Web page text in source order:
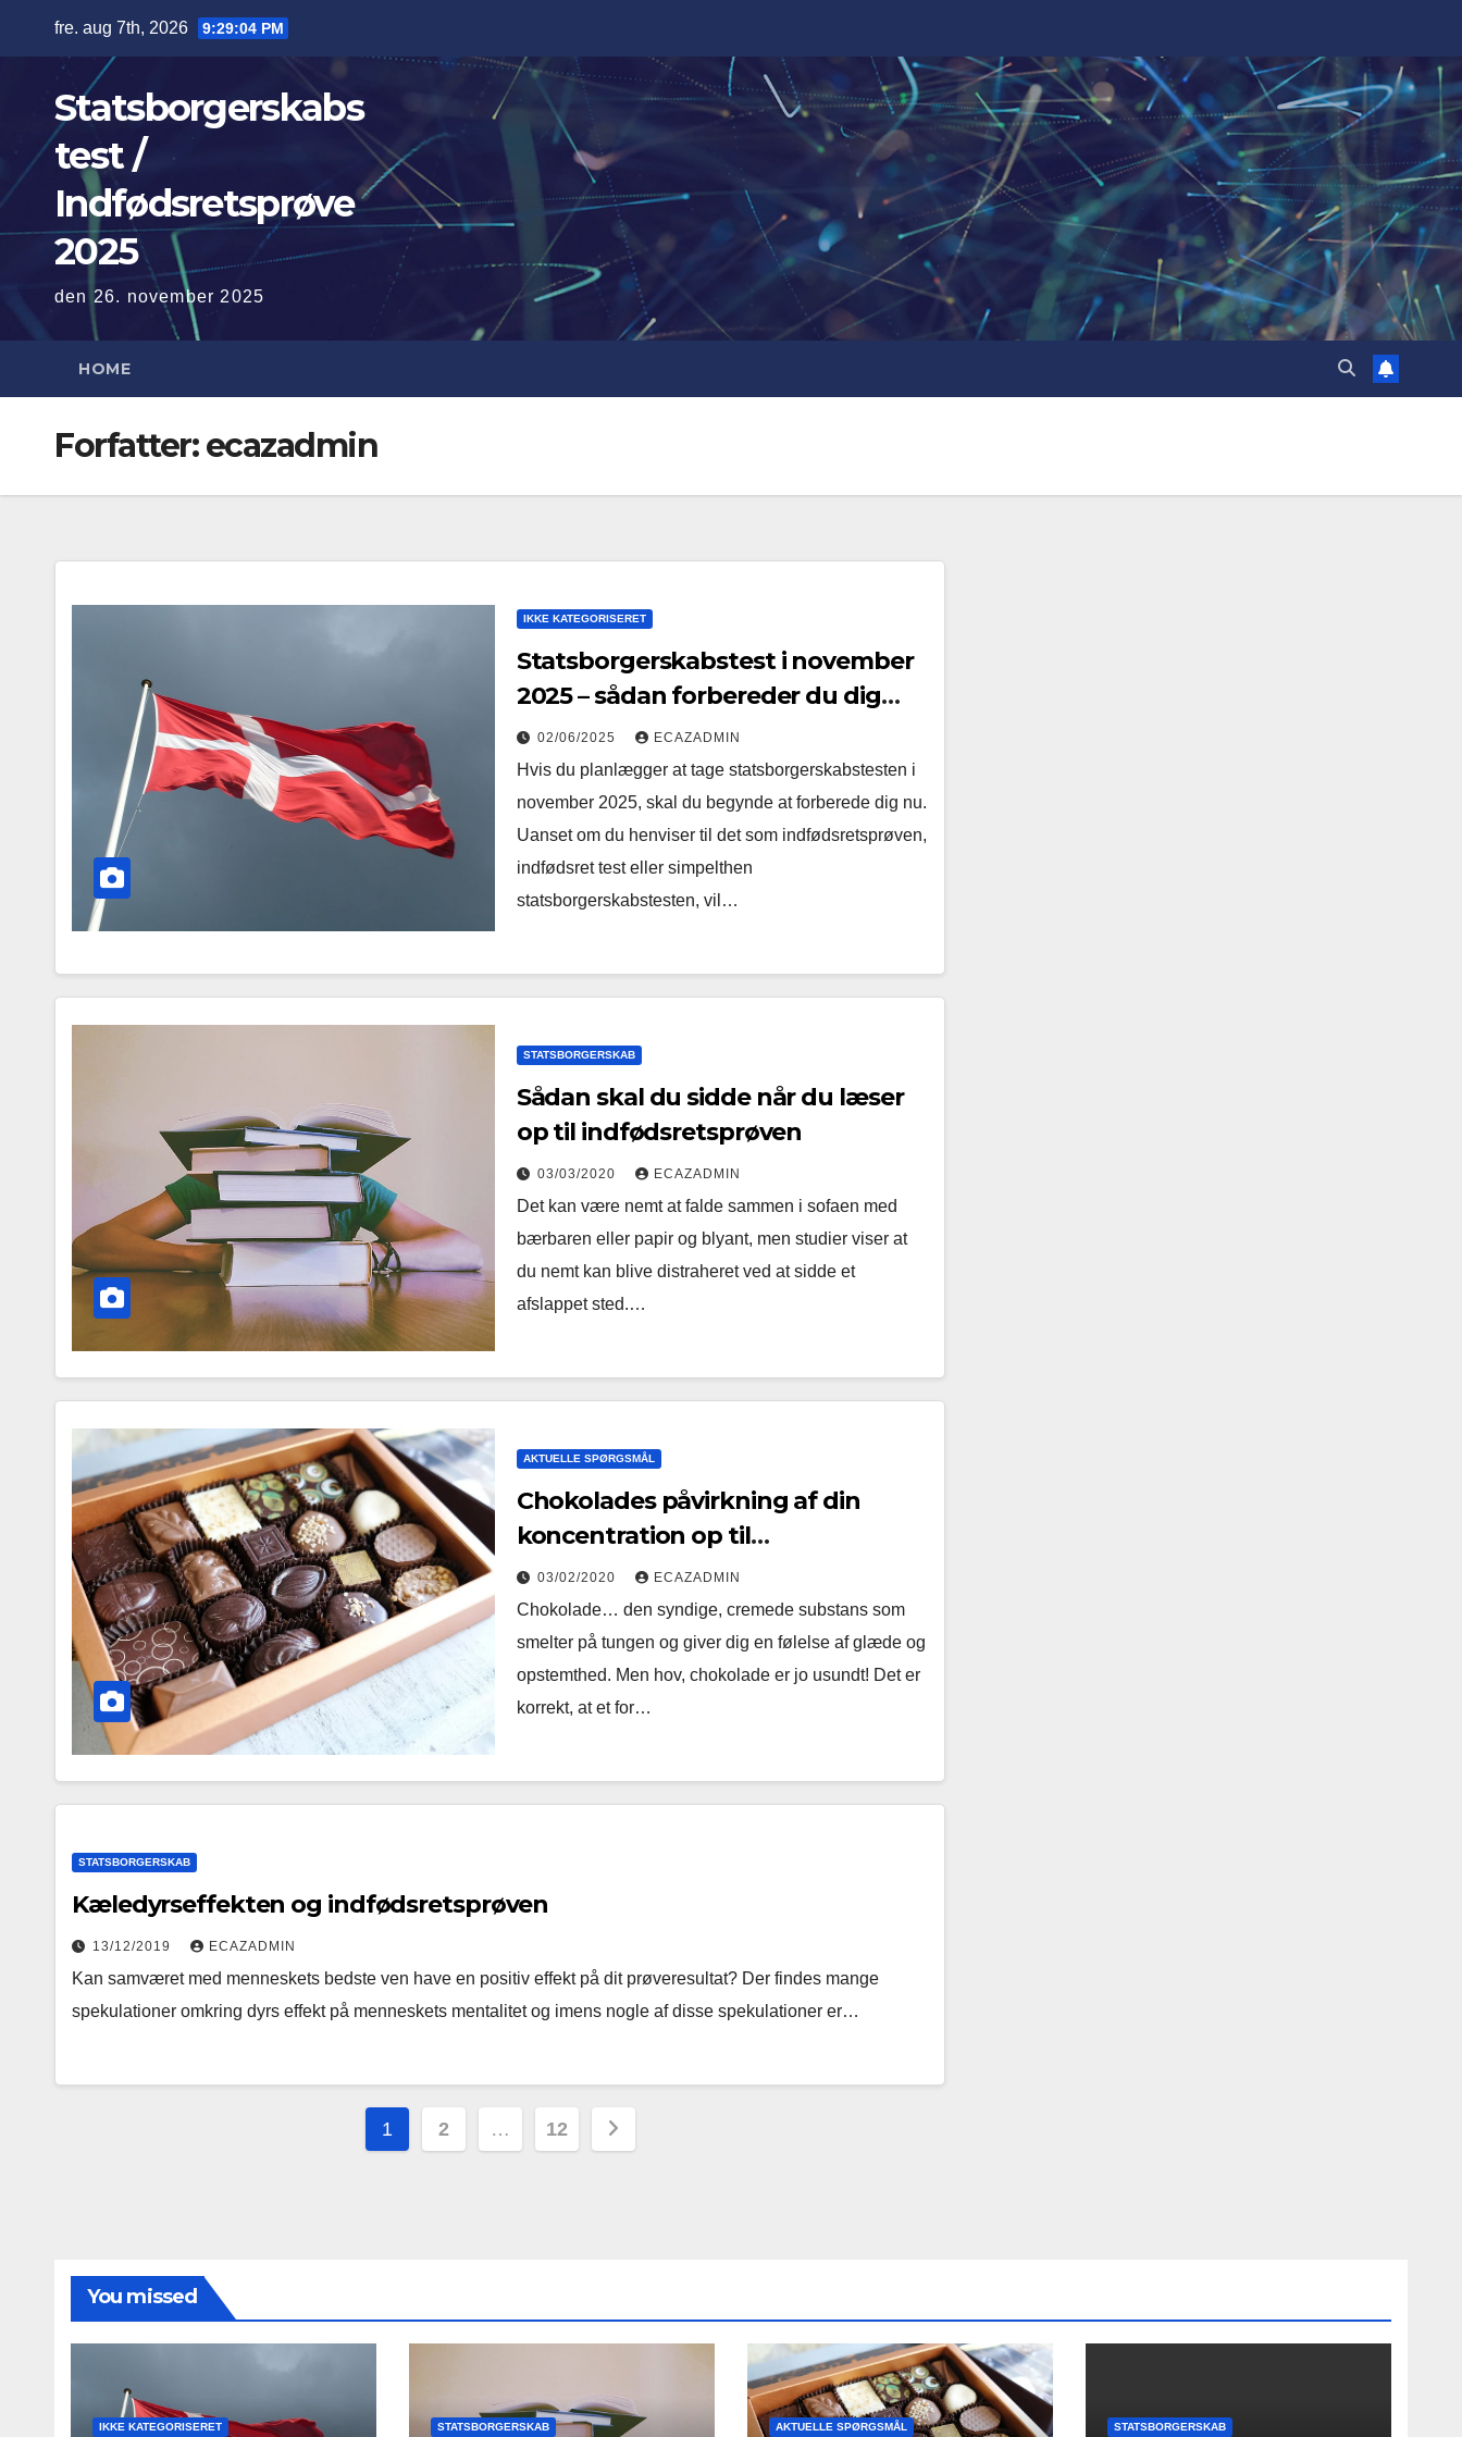
fre. aug 7th, 2026 9:29:05 PM
Statsborgerskabs
test /
Indfødsretsprøve
2025
den 26. november 2025
HOME
Forfatter:ecazadmin
IKKE KATEGORISERET
Statsborgerskabstest i november
2025 – sådan forbereder du dig
effektivt
02/06/2025 ECAZADMIN
Hvis du planlægger at tage statsborgerskabstesten i
november 2025, skal du begynde at forberede dig nu.
Uanset om du henviser til det som indfødsretsprøven,
indfødsret test eller simpelthen
statsborgerskabstesten, vil…
STATSBORGERSKAB
Sådan skal du sidde når du læser
op til indfødsretsprøven
03/03/2020 ECAZADMIN
Det kan være nemt at falde sammen i sofaen med
bærbaren eller papir og blyant, men studier viser at
du nemt kan blive distraheret ved at sidde et
afslappet sted.…
AKTUELLE SPØRGSMÅL
Chokolades påvirkning af din
koncentration op til
indfødsretsprøven
03/02/2020 ECAZADMIN
Chokolade… den syndige, cremede substans som
smelter på tungen og giver dig en følelse af glæde og
opstemthed. Men hov, chokolade er jo usundt! Det er
korrekt, at et for…
STATSBORGERSKAB
Kæledyrseffekten og indfødsretsprøven
13/12/2019 ECAZADMIN
Kan samværet med menneskets bedste ven have en positiv effekt på dit prøveresultat? Der findes mange
spekulationer omkring dyrs effekt på menneskets mentalitet og imens nogle af disse spekulationer er…
Navigation
1 2 … 12
You missed
IKKE KATEGORISERET STATSBORGERSKAB AKTUELLE SPØRGSMÅL STATSBORGERSKAB